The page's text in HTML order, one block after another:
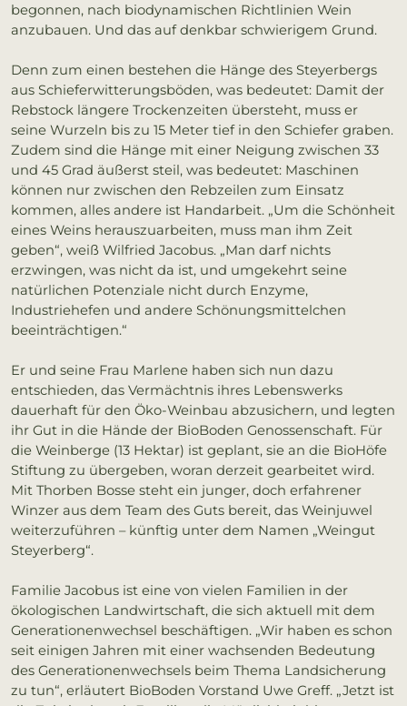
begonnen, nach biodynamischen Richtlinien Wein
anzubauen. Und das auf denkbar schwierigem Grund.
Denn zum einen bestehen die Hänge des Steyerbergs
aus Schieferwitterungsböden, was bedeutet: Damit der
Rebstock längere Trockenzeiten übersteht, muss er
seine Wurzeln bis zu 15 Meter tief in den Schiefer graben.
Zudem sind die Hänge mit einer Neigung zwischen 33
und 45 Grad äußerst steil, was bedeutet: Maschinen
können nur zwischen den Rebzeilen zum Einsatz
kommen, alles andere ist Handarbeit. „Um die Schönheit
eines Weins herauszuarbeiten, muss man ihm Zeit
geben“, weiß Wilfried Jacobus. „Man darf nichts
erzwingen, was nicht da ist, und umgekehrt seine
natürlichen Potenziale nicht durch Enzyme,
Industriehefen und andere Schönungsmittelchen
beeinträchtigen.“
Er und seine Frau Marlene haben sich nun dazu
entschieden, das Vermächtnis ihres Lebenswerks
dauerhaft für den Öko-Weinbau abzusichern, und legten
ihr Gut in die Hände der BioBoden Genossenschaft. Für
die Weinberge (13 Hektar) ist geplant, sie an die BioHöfe
Stiftung zu übergeben, woran derzeit gearbeitet wird.
Mit Thorben Bosse steht ein junger, doch erfahrener
Winzer aus dem Team des Guts bereit, das Weinjuwel
weiterzuführen – künftig unter dem Namen „Weingut
Steyerberg“.
Familie Jacobus ist eine von vielen Familien in der
ökologischen Landwirtschaft, die sich aktuell mit dem
Generationenwechsel beschäftigen. „Wir haben es schon
seit einigen Jahren mit einer wachsenden Bedeutung
des Generationenwechsels beim Thema Landsicherung
zu tun“, erläutert BioBoden Vorstand Uwe Greff. „Jetzt ist